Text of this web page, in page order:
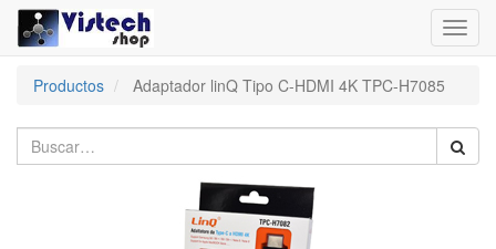
Productos
Adaptador linQ Tipo C-HDMI 4K TPC-H7085